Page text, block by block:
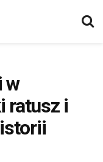
w
ratusz i